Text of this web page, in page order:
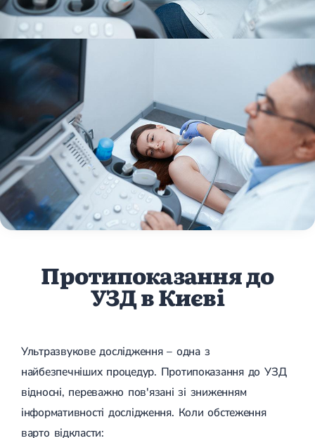
Протипоказання до
УЗД в Києві
Ультразвукове дослідження – одна з
найбезпечніших процедур. Протипоказання до УЗД
відносні, переважно пов'язані зі зниженням
інформативності дослідження. Коли обстеження
варто відкласти: